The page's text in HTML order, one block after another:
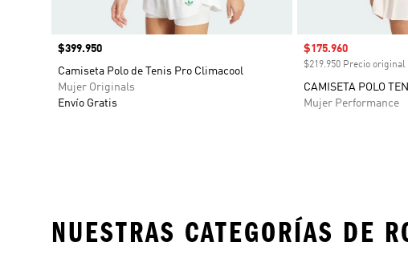
Precio
$399.950
Camiseta Polo de Tenis Pro Climacool
Mujer Originals
Envío Gratis
Precio de venta
$175.960
$219.950 Precio original
CAMISETA POLO
Mujer Performance
NUESTRAS CATEGORÍAS DE